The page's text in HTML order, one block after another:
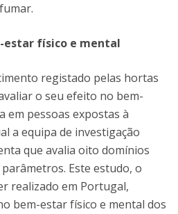
físico e mental
registado pelas hortas
o seu efeito no bem-
em pessoas expostas à
a equipa de investigação
que avalia oito domínios
Este estudo, o
realizado em Portugal,
bem-estar físico e mental dos